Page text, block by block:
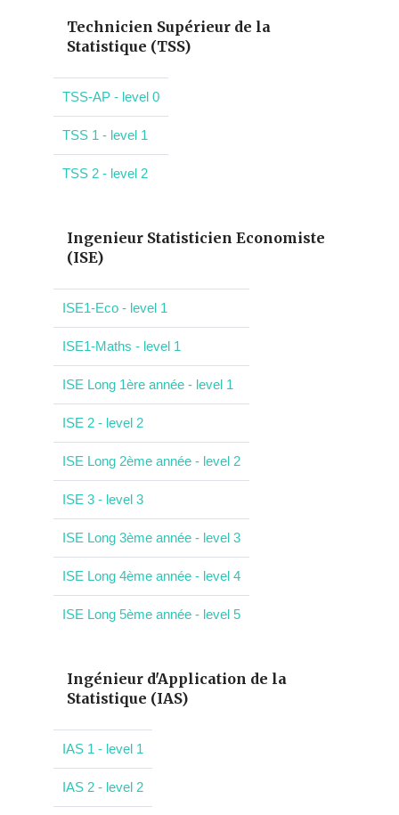
Technicien Supérieur de la
Statistique (TSS)
TSS-AP - level 0
TSS 1 - level 1
TSS 2 - level 2
Ingenieur Statisticien Economiste
(ISE)
ISE1-Eco - level 1
ISE1-Maths - level 1
ISE Long 1ère année - level 1
ISE 2 - level 2
ISE Long 2ème année - level 2
ISE 3 - level 3
ISE Long 3ème année - level 3
ISE Long 4ème année - level 4
ISE Long 5ème année - level 5
Ingénieur d'Application de la
Statistique (IAS)
IAS 1 - level 1
IAS 2 - level 2